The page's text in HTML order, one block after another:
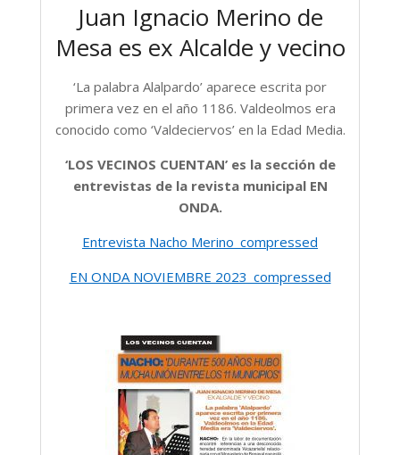
Juan Ignacio Merino de
Mesa es ex Alcalde y vecino
‘La palabra Alalpardo’ aparece escrita por
primera vez en el año 1186. Valdeolmos era
conocido como ‘Valdeciervos’ en la Edad Media.
‘LOS VECINOS CUENTAN’ es la sección de
entrevistas de la revista municipal EN
ONDA.
Entrevista Nacho Merino_compressed
EN ONDA NOVIEMBRE 2023_compressed